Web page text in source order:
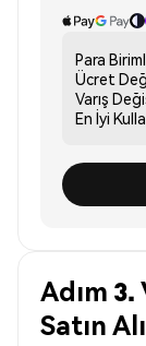
Para
Ücret
Varış
En İyi
Adım 3.
Satın